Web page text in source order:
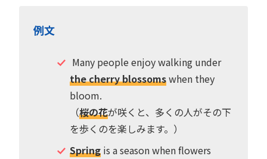
例文
Many people enjoy walking under
the cherry blossomswhen they
bloom.
（桜の花が咲くと、多くの人がその下
を歩くのを楽しみます。）
Springis a season when flowers